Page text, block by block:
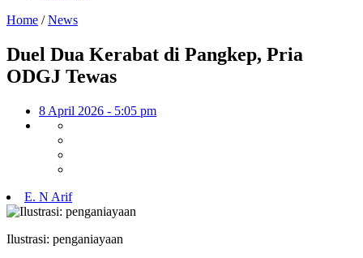
Home /News
Duel Dua Kerabat di Pangkep, Pria
ODGJ Tewas
8 April 2026 - 5:05 pm
E. N Arif
Ilustrasi: penganiayaan